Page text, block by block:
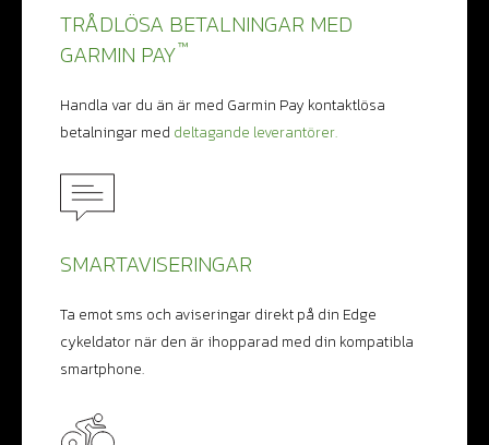
TRÅDLÖSA BETALNINGAR MED
GARMIN PAY™
Handla var du än är med Garmin Pay kontaktlösa
betalningar med deltagande leverantörer.
SMARTAVISERINGAR
Ta emot sms och aviseringar direkt på din Edge
cykeldator när den är ihopparad med din kompatibla
smartphone.